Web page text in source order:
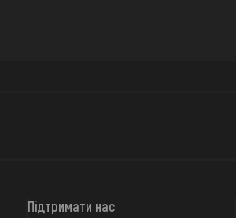
Підтримати нас